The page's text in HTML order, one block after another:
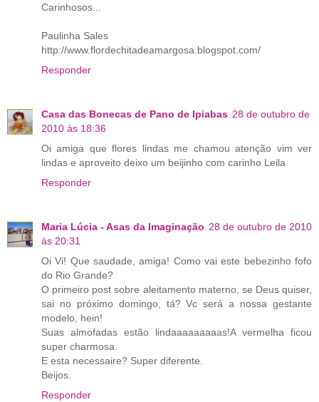
Carinhosos...
Paulinha Sales
http://www.flordechitadeamargosa.blogspot.com/
Responder
Casa das Bonecas de Pano de Ipiabas 28 de outubro de
2010 às 18:36
Oi amiga que flores lindas me chamou atenção vim ver
lindas e aproveito deixo um beijinho com carinho Leila
Responder
Maria Lúcia - Asas da Imaginação 28 de outubro de 2010
às 20:31
Oi Vi! Que saudade, amiga! Como vai este bebezinho fofo
do Rio Grande?
O primeiro post sobre aleitamento materno, se Deus quiser,
sai no próximo domingo, tá? Vc será a nossa gestante
modelo, hein!
Suas almofadas estão lindaaaaaaaaas!A vermelha ficou
super charmosa.
E esta necessaire? Super diferente.
Beijos.
Responder